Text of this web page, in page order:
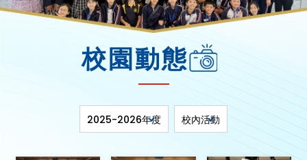
校園動態
2025-2026年度 校內活動